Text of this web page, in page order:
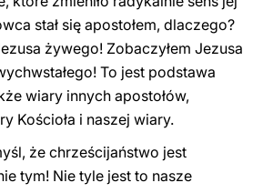
stał się apostołem, dlaczego?
żywego! Zobaczyłem Jezusa
To jest podstawa
wiary innych apostołów,
Kościoła i naszej wiary.
że chrześcijaństwo jest
tym! Nie tyle jest to nasze